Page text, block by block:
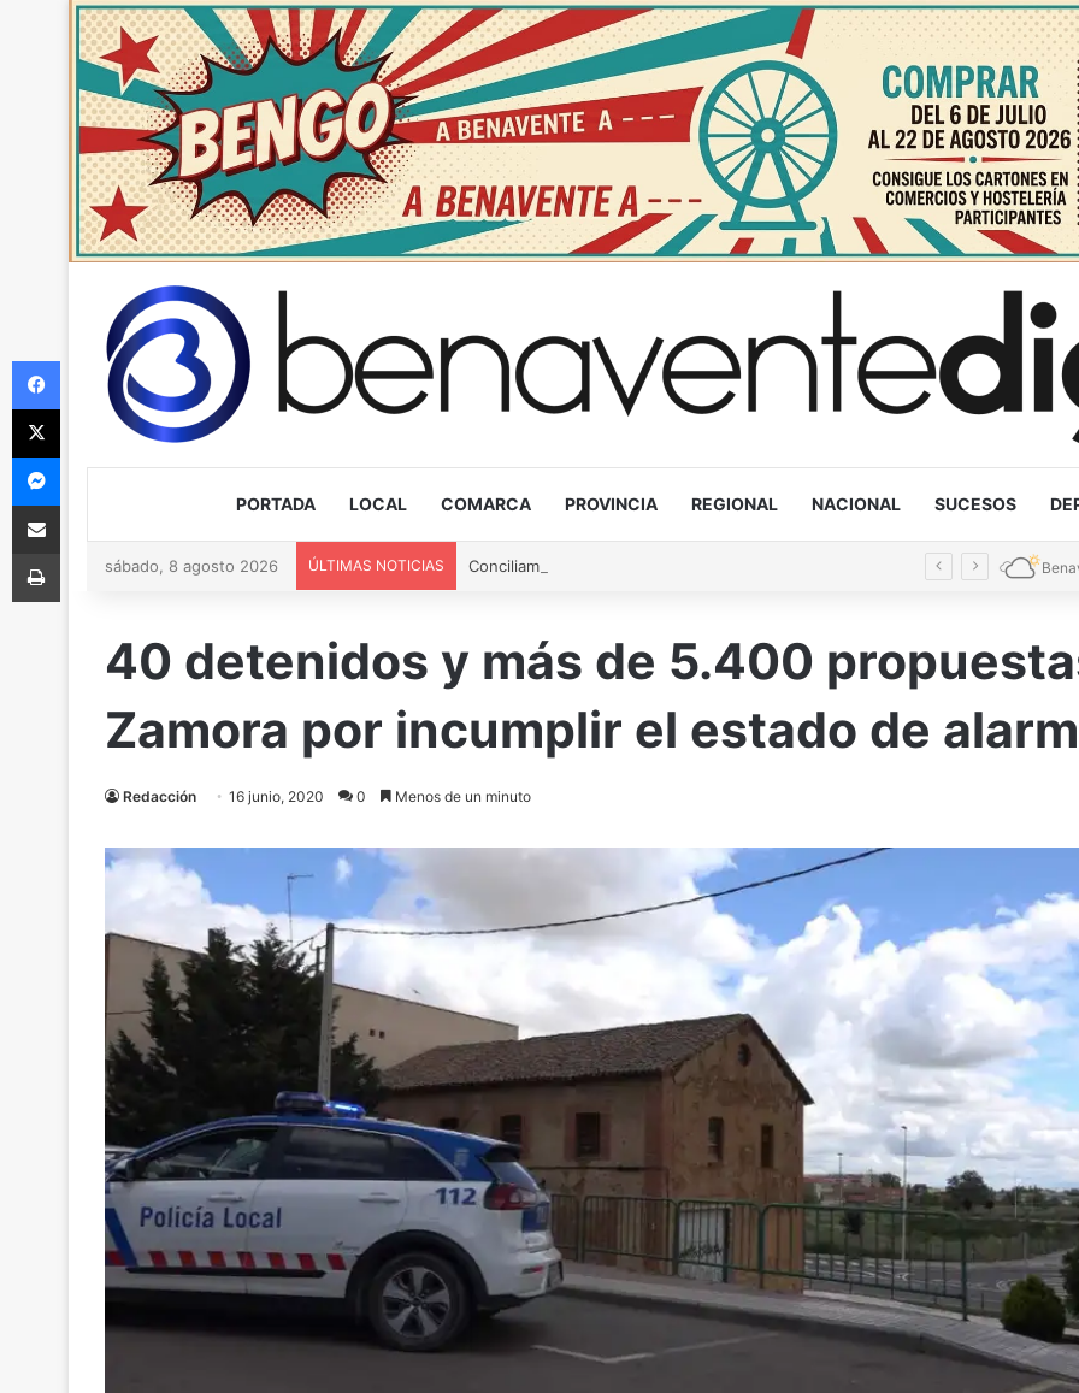
PORTADA LOCAL COMARCA PROVINCIA REGIONAL NACIONAL SUCESOS
sábado, 8 agosto 2026 ÚLTIMAS NOTICIAS
40 detenidos y más de 5.400
Zamora por incumplir el estado de
Redacción 16 junio, 2020 0 Menos de un minuto
Facebook
X
Messenger
Compartir via Email